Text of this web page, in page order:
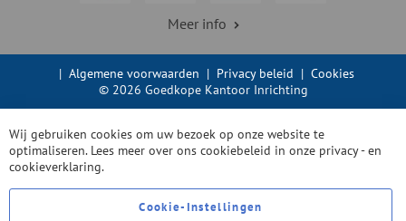
Meer info
| Algemene voorwaarden | Privacy beleid | Cookies
© 2026 Goedkope Kantoor Inrichting
Wij gebruiken cookies om uw bezoek op onze website te
optimaliseren. Lees meer over ons cookiebeleid in onze privacy - en
cookieverklaring.
Cookie-Instellingen